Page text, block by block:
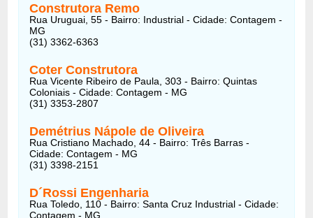
Construtora Remo
Rua Uruguai, 55 - Bairro: Industrial - Cidade: Contagem -
MG
(31) 3362-6363
Coter Construtora
Rua Vicente Ribeiro de Paula, 303 - Bairro: Quintas
Coloniais - Cidade: Contagem - MG
(31) 3353-2807
Demétrius Nápole de Oliveira
Rua Cristiano Machado, 44 - Bairro: Três Barras -
Cidade: Contagem - MG
(31) 3398-2151
D´Rossi Engenharia
Rua Toledo, 110 - Bairro: Santa Cruz Industrial - Cidade:
Contagem - MG